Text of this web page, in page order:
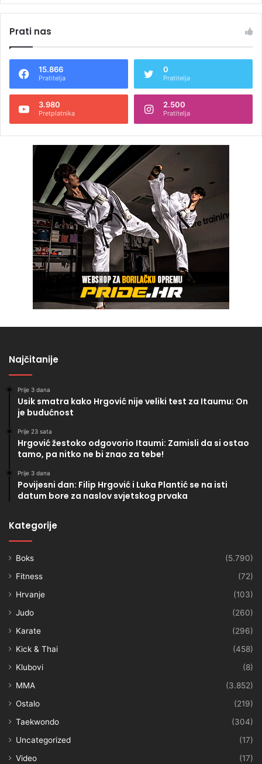
Prati nas
15.866
Pratitelja
0
Pratitelja
3.980
Pretplatnika
2.500
Pratitelja
Najčitanije
Prije 3 dana
Usik smatra kako Hrgović nije veliki test za Itaumu: On
je budućnost
Prije 23 sata
Hrgović žestoko odgovorio Itaumi: Zamisli da si ostao
tamo, pa nitko ne bi znao za tebe!
Prije 3 dana
Povijesni dan: Filip Hrgović i Luka Plantić se na isti
datum bore za naslov svjetskog prvaka
Kategorije
Boks
(5.790)
Fitness
(72)
Hrvanje
(103)
Judo
(260)
Karate
(296)
Kick & Thai
(458)
Klubovi
(8)
MMA
(3.852)
Ostalo
(219)
Taekwondo
(304)
Uncategorized
(17)
Video
(17)